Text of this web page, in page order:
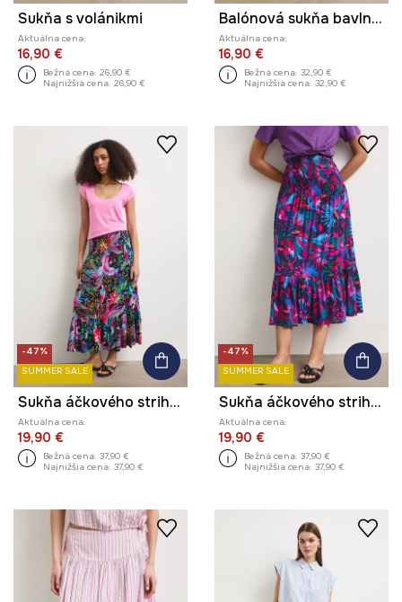
Sukňa s volánikmi
Aktuálna cena:
16,90 €
Bežná cena: 26,90 €
Najnižšia cena: 26,90 €
Balónová sukňa bavlnená s výšivkou
Aktuálna cena:
16,90 €
Bežná cena: 32,90 €
Najnižšia cena: 32,90 €
-47%
SUMMER SALE
Sukňa áčkového strihu z viskózy
Aktuálna cena:
19,90 €
Bežná cena: 37,90 €
Najnižšia cena: 37,90 €
-47%
SUMMER SALE
Sukňa áčkového strihu z viskózy
Aktuálna cena:
19,90 €
Bežná cena: 37,90 €
Najnižšia cena: 37,90 €